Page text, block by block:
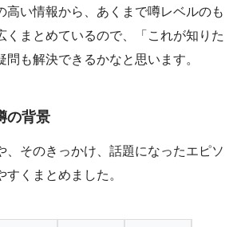
高い情報から、あくまで噂レベルのも
くまとめているので、「これが知りた
も解決できるかなと思います。
の背景
、そのきっかけ、話題になったエピソ
くまとめました。